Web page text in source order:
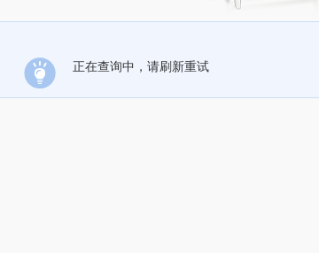
正在查询中，请刷新重试